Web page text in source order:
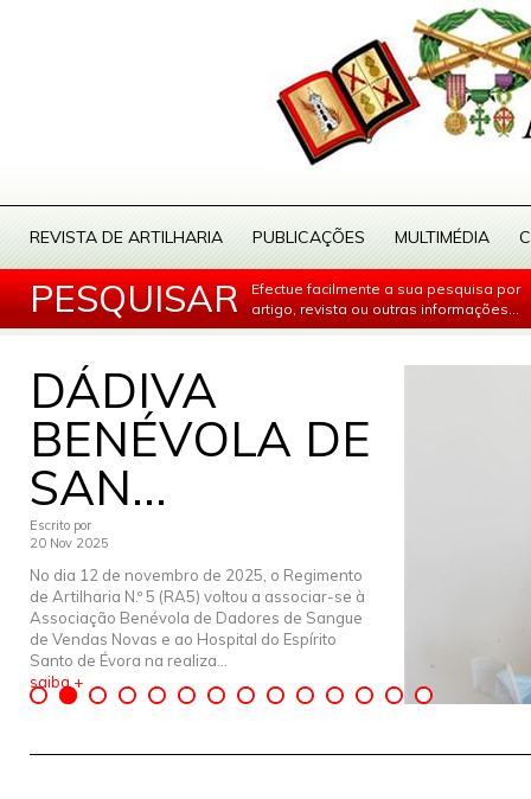
REVISTA DE ARTILHARIA PUBLICAÇÕES MULTIMÉDIA
PESQUISAR
Efectue facilmente a sua pesquisa por
artigo, revista ou outras informações...
DÁDIVA
BENÉVOLA DE
SAN...
Escrito por
20 Nov 2025
No dia 12 de novembro de 2025, o Regimento
de Artilharia N.º 5 (RA5) voltou a associar-se à
Associação Benévola de Dadores de Sangue
de Vendas Novas e ao Hospital do Espírito
Santo de Évora na realiza...
saiba +